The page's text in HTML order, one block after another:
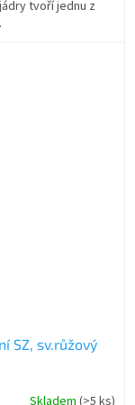
tvoří jednu z
SZ, sv.růžový
Skladem (>5 ks)